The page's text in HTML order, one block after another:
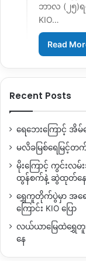
ဘာလ (၂၅
KIO…
Read
Recent Posts
ရေဘေးကြောင့် အိမ်
မလိခမြစ်ရေမြင့်တ
မိုးကြောင့် ကွင်းလ
ထွန်စက်နဲ့ ဆွဲထုတ်န
ရွှေကူတိုက်ပွဲမှာ အရ
ကြောင်း KIO ပြော
လယ်ယာမြေထဲရွှေတူ
နေ